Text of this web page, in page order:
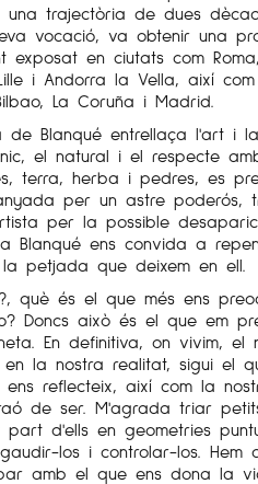
una trajectòria de dues
vocació, va obtenir una
exposat en ciutats com
i Andorra la Vella, així
La Coruña i Madrid.
de Blanqué entrellaça l'art i
el natural i el respecte
terra, herba i pedres, es
per un astre poderós,
per la possible
Blanqué ens convida a
petjada que deixem en ell.
què és el que més ens
Doncs això és el que em
En definitiva, on vivim, el
la nostra realitat, sigui el
reflecteix, així com la
de ser. M'agrada triar
part d'ells en geometries
los i controlar-los. Hem
amb el que ens dona la